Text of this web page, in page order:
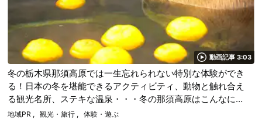
動画記事 3:03
冬の栃木県那須高原では一生忘れられない特別な体験ができ
る！日本の冬を堪能できるアクティビティ、動物と触れ合え
る観光名所、ステキな温泉・・・冬の那須高原はこんなにも
楽しめる！
地域PR 観光・旅行
体験・遊ぶ